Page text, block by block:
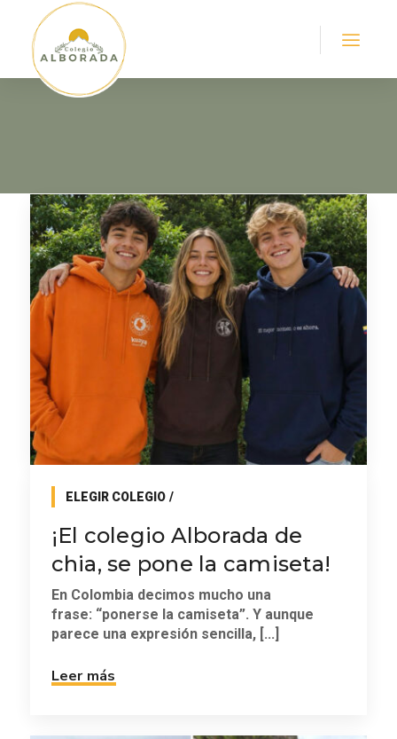
ELEGIR COLEGIO
¡El colegio Alborada de
chia, se pone la camiseta!
En Colombia decimos mucho una
frase: “ponerse la camiseta”. Y aunque
parece una expresión sencilla, [...]
Leer más